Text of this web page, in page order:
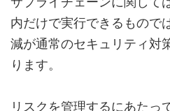
内だけで実行できるもので
減が通常のセキュリティ対
ります。
リスクを管理するにあたっ